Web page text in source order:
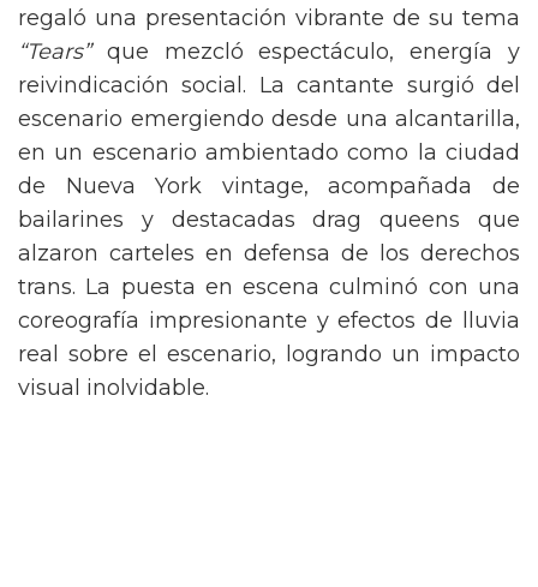
regaló una presentación vibrante de su tema
“Tears”que mezcló espectáculo, energía y
reivindicación social. La cantante surgió del
escenario emergiendo desde una alcantarilla,
en un escenario ambientado como la ciudad
de Nueva York vintage, acompañada de
bailarines y destacadas drag queens que
alzaron carteles en defensa de los derechos
trans. La puesta en escena culminó con una
coreografía impresionante y efectos de lluvia
real sobre el escenario, logrando un impacto
visual inolvidable.